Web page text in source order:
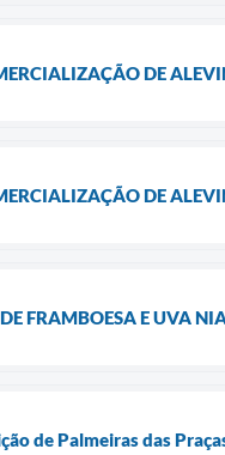
DE
DE
FRAMBOESA E UVA
de Palmeiras das